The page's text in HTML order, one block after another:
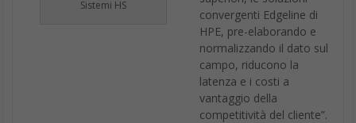
Sistemi HS
convergenti Edgeline di
HPE, pre-elaborando e
normalizzando il dato sul
campo, riducono la
latenza e i costi a
vantaggio della
competitività del cliente”.